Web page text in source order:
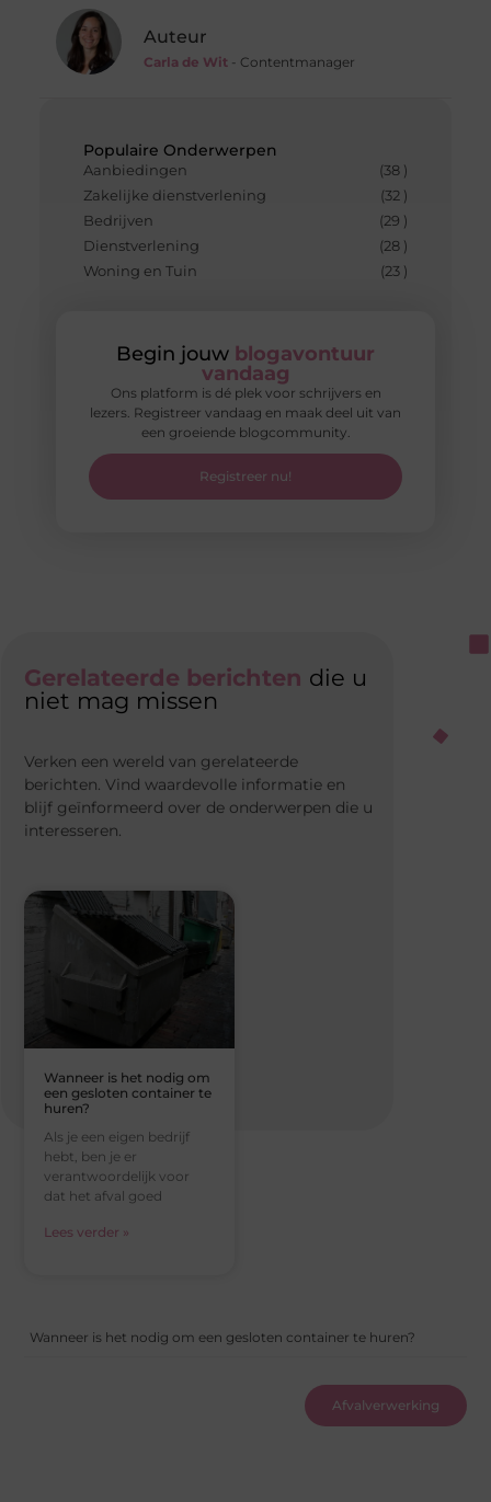
Populaire Onderwerpen
Aanbiedingen
(38 )
Zakelijke dienstverlening
(32 )
Bedrijven
(29 )
Dienstverlening
(28 )
Woning en Tuin
(23 )
Begin jouw blogavontuur
vandaag
Ons platform is dé plek voor schrijvers en
lezers. Registreer vandaag en maak deel uit van
een groeiende blogcommunity.
Registreer nu!
Auteur
Carla de Wit- Contentmanager
Gerelateerde berichten die u
niet mag missen
Verken een wereld van gerelateerde
berichten. Vind waardevolle informatie en
blijf geïnformeerd over de onderwerpen die u
interesseren.
Wanneer is het nodig om
een gesloten container te
huren?
Als je een eigen bedrijf
hebt, ben je er
verantwoordelijk voor
dat het afval goed
Lees verder »
Wanneer is het nodig om een gesloten container te huren?
Afvalverwerking